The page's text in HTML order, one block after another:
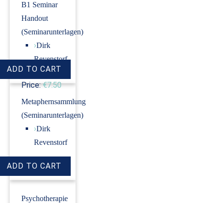
B1 Seminar
Handout
(Seminarunterlagen)
›Dirk
Revenstorf
Price: €7.50
Metaphernsammlung
(Seminarunterlagen)
›Dirk
Revenstorf
Price: €7.50
Psychotherapie